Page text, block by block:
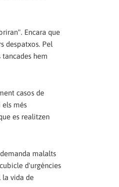
Encara que
despatxos. Pel
hem
casos de
els més
es realitzen
malalts
d'urgències
la vida de